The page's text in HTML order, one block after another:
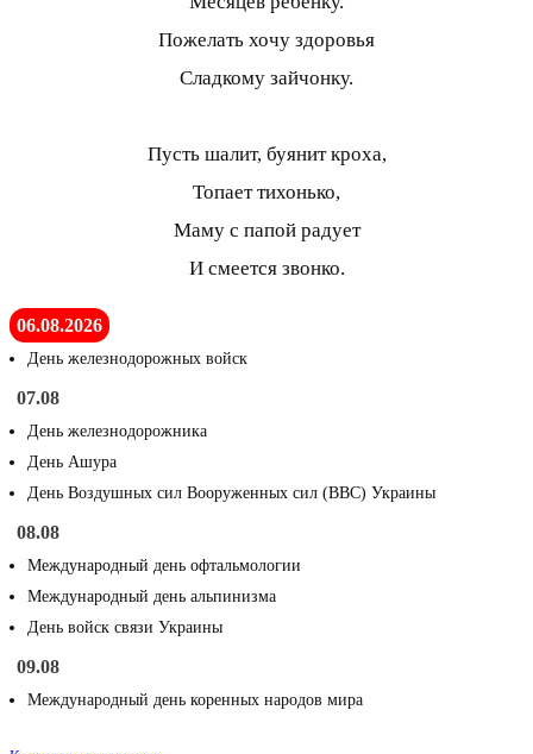
Пожелать хочу здоровья
Сладкому зайчонку.
Пусть шалит, буянит кроха,
Топает тихонько,
Маму с папой радует
И смеется звонко.
06.08.2026
День железнодорожных войск
07.08
День железнодорожника
День Ашура
День Воздушных сил Вооруженных сил (ВВС) Украины
08.08
Международный день офтальмологии
Международный день альпинизма
День войск связи Украины
09.08
Международный день коренных народов мира